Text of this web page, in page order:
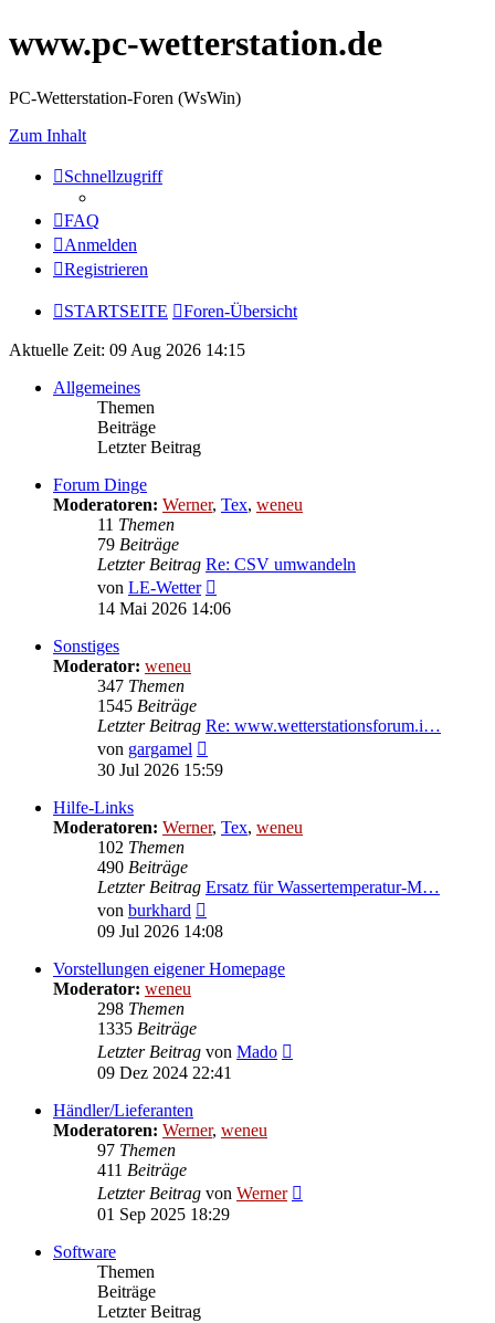
www.pc-wetterstation.de
PC-Wetterstation-Foren (WsWin)
Zum Inhalt
Schnellzugriff
FAQ
Anmelden
Registrieren
STARTSEITE Foren-Übersicht
Aktuelle Zeit: 09 Aug 2026 14:15
Allgemeines
Themen
Beiträge
Letzter Beitrag
Forum Dinge
Moderatoren: Werner, Tex, weneu
11 Themen
79 Beiträge
Letzter Beitrag Re: CSV umwandeln
von LE-Wetter
Beitrag
14 Mai 2026 14:06
Sonstiges
Moderator: weneu
347 Themen
1545 Beiträge
Letzter Beitrag Re: www.wetterstationsforum.i…
von gargamel
Beitrag
30 Jul 2026 15:59
Hilfe-Links
Moderatoren: Werner, Tex, weneu
102 Themen
490 Beiträge
Letzter Beitrag Ersatz für Wassertemperatur-M…
von burkhard
Beitrag
09 Jul 2026 14:08
Vorstellungen eigener Homepage
Moderator: weneu
298 Themen
1335 Beiträge
Letzter Beitrag von Mado
09 Dez 2024 22:41
Händler/Lieferanten
Moderatoren: Werner, weneu
97 Themen
411 Beiträge
Letzter Beitrag von Werner
01 Sep 2025 18:29
Software
Themen
Beiträge
Letzter Beitrag